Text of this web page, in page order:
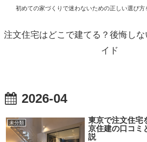
初めての家づくりで迷わないための正しい選び方
注文住宅はどこで建てる？後悔し
イド
2026-04
未分類
東京で注文住宅
京住建の口コミ
説